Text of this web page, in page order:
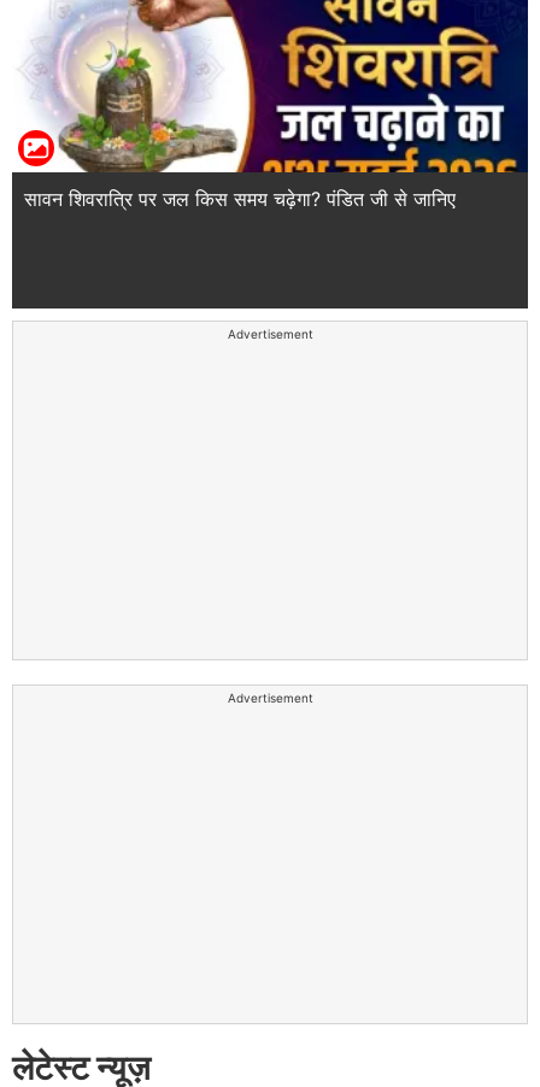
सावन शिवरात्रि पर जल किस समय चढ़ेगा? पंडित जी से जानिए
Advertisement
Advertisement
लेटेस्ट न्यूज़